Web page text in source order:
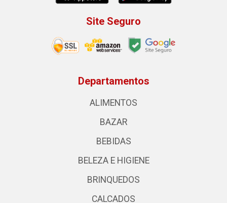
Site Seguro
Departamentos
ALIMENTOS
BAZAR
BEBIDAS
BELEZA E HIGIENE
BRINQUEDOS
CALCADOS